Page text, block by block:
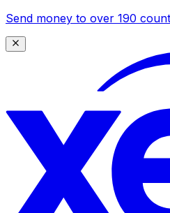
Send money to over 190